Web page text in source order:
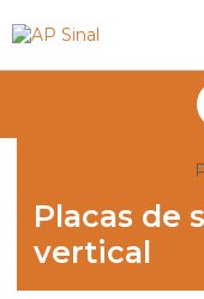
Placas de
vertical